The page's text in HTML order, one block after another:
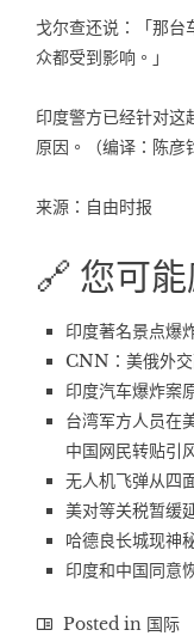
戈尔查还说：「那台
众都受到影响。」
印度警方已经针对这
原因。（编译：陈彦
来源：自由时报
🔗 您可
印度著名景点爆
CNN：美俄外交
印度汽车爆炸案
台湾军方人员在
中国网民转贴引
无人机飞弹从四
美对等关税暂缓
哈德良长城现神
印度和中国同意
Posted in 国际